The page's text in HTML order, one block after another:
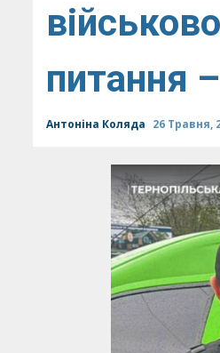
питання
Антоніна Коляда 26 Травня,